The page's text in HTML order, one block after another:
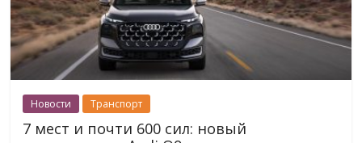
Новости Транспорт
7 мест и почти 600 сил: новый